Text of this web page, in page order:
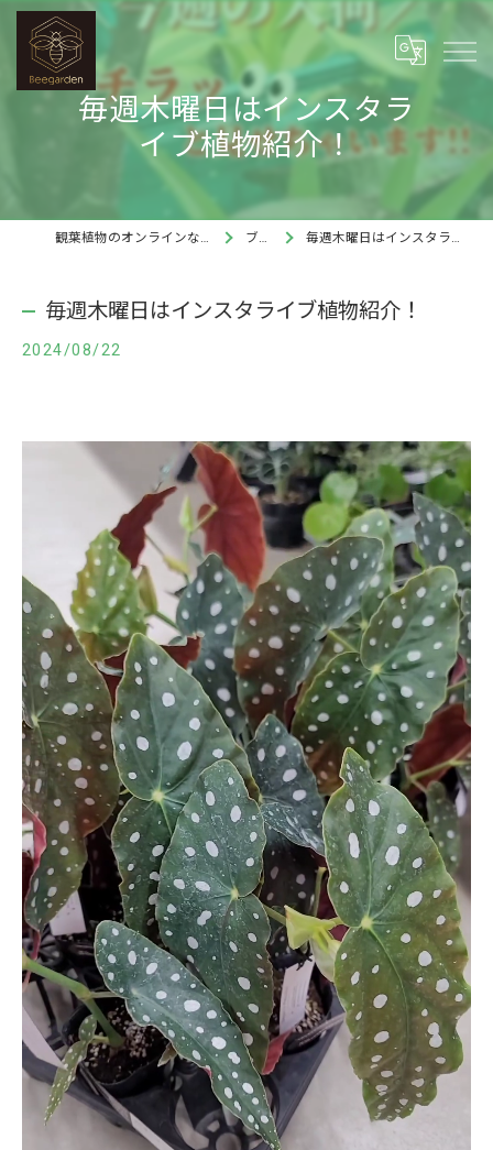
毎週木曜日はインスタラ
イブ植物紹介！
観葉植物のオンラインならBee garden ブログ 毎週木曜日はインスタライブ植物紹介！
毎週木曜日はインスタライブ植物紹介！
2024/08/22